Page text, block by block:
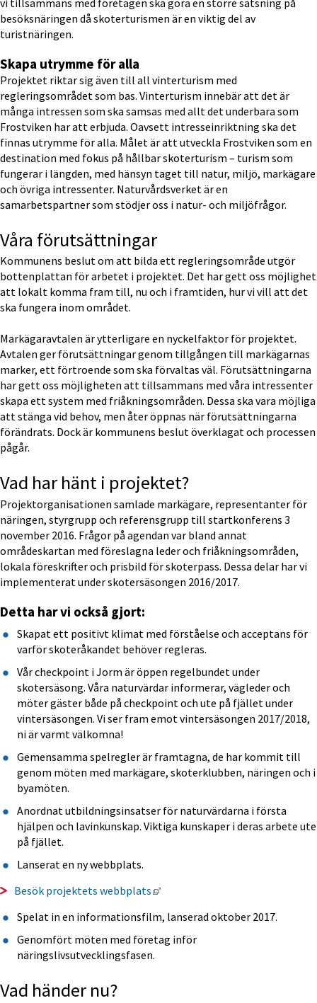
besöksnäringen då skoterturismen är en viktig del av
turistnäringen.
Skapa utrymme för alla
Projektet riktar sig även till all vinterturism med
regleringsområdet som bas. Vinterturism innebär att det är
många intressen som ska samsas med allt det underbara som
Frostviken har att erbjuda. Oavsett intresseinriktning ska det
finnas utrymme för alla. Målet är att utveckla Frostviken som en
destination med fokus på hållbar skoterturism – turism som
fungerar i längden, med hänsyn taget till natur, miljö, markägare
och övriga intressenter. Naturvårdsverket är en
samarbetspartner som stödjer oss i natur- och miljöfrågor.
Våra förutsättningar
Kommunens beslut om att bilda ett regleringsområde utgör
bottenplattan för arbetet i projektet. Det har gett oss möjlighet
att lokalt komma fram till, nu och i framtiden, hur vi vill att det
ska fungera inom området.
Markägaravtalen är ytterligare en nyckelfaktor för projektet.
Avtalen ger förutsättningar genom tillgången till markägarnas
marker, ett förtroende som ska förvaltas väl. Förutsättningarna
har gett oss möjligheten att tillsammans med våra intressenter
skapa ett system med friåkningsområden. Dessa ska vara möjliga
att stänga vid behov, men åter öppnas när förutsättningarna
förändrats. Dock är kommunens beslut överklagat och processen
pågår.
Vad har hänt i projektet?
Projektorganisationen samlade markägare, representanter för
näringen, styrgrupp och referensgrupp till startkonferens 3
november 2016. Frågor på agendan var bland annat
områdeskartan med föreslagna leder och friåkningsområden,
lokala föreskrifter och prisbild för skoterpass. Dessa delar har vi
implementerat under skotersäsongen 2016/2017.
Detta har vi också gjort:
Skapat ett positivt klimat med förståelse och acceptans för
varför skoteråkandet behöver regleras.
Vår checkpoint i Jorm är öppen regelbundet under
skotersäsong. Våra naturvärdar informerar, vägleder och
möter gäster både på checkpoint och ute på fjället under
vintersäsongen. Vi ser fram emot vintersäsongen 2017/2018,
ni är varmt välkomna!
Gemensamma spelregler är framtagna, de har kommit till
genom möten med markägare, skoterklubben, näringen och i
byamöten.
Anordnat utbildningsinsatser för naturvärdarna i första
hjälpen och lavinkunskap. Viktiga kunskaper i deras arbete ute
på fjället.
Lanserat en ny webbplats.
Besök projektets webbplats
Länk till annan webbplats,
Spelat in en informationsfilm, lanserad oktober 2017.
Genomfört möten med företag inför
näringslivsutvecklingsfasen.
Vad händer nu?